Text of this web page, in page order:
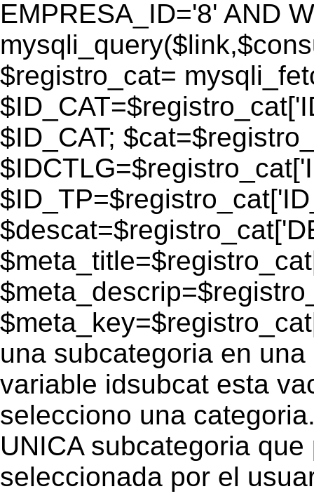
EMPRESA_ID='8' AND
$registro_cat=
$ID_CAT;
una subcategoria en
variable idsubcat esta
selecciono una
UNICA subcategoria
seleccionada por el